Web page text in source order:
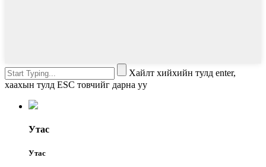
Хайлт хийхийн тулд enter,
хаахын тулд ESC товчийг дарна уу
Утас
Утас